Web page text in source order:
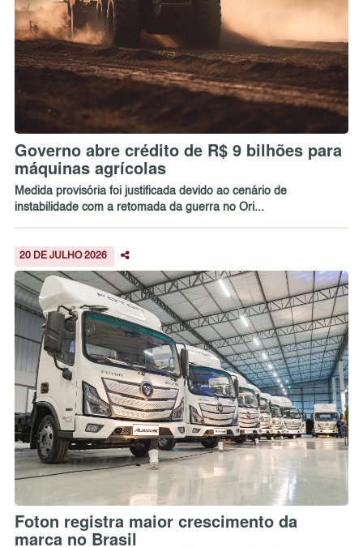
Governo abre crédito de R$ 9 bilhões para
máquinas agrícolas
Medida provisória foi justificada devido ao cenário de
instabilidade com a retomada da guerra no Ori...
20 DE JULHO 2026
Foton registra maior crescimento da
marca no Brasil